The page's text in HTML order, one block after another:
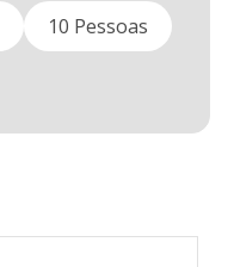
10 Pessoas